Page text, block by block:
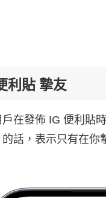
利貼 摯友
在發佈 IG 便利貼
的話，表示只有在你